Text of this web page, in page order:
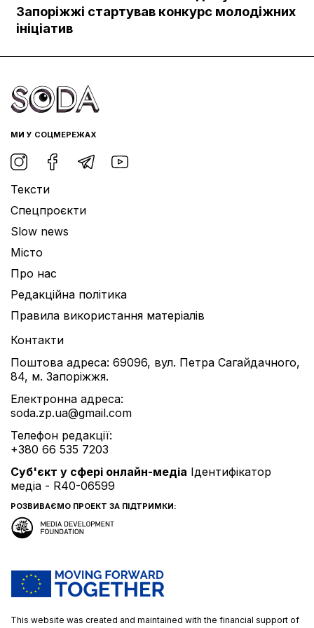
Документи
Запоріжжі стартував конкурс молодіжних
ініціатив
МИ У СОЦМЕРЕЖАХ
Тексти
Спецпроєкти
Slow news
Місто
Про нас
Редакційна політика
Правила використання матеріалів
Контакти
Поштова адреса: 69096, вул. Петра Сагайдачного,
84, м. Запоріжжя.
Електронна адреса:
soda.zp.ua@gmail.com
Телефон редакції:
+380 66 535 7203
Cуб'єкт у сфері онлайн-медіа Ідентифікатор
медіа - R40-06599
РОЗВИВАЄМО ПРОЕКТ ЗА ПІДТРИМКИ:
This website was created and maintained with the financial support of